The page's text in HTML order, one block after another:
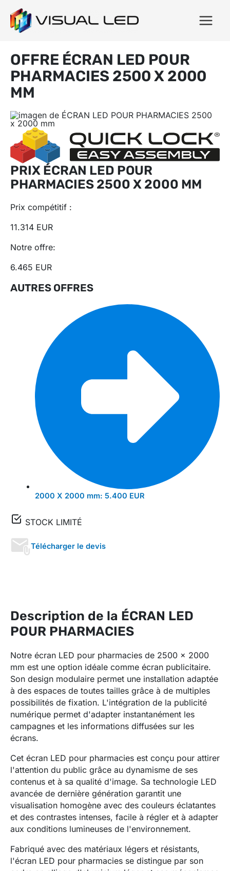
OFFRE ÉCRAN LED POUR
PHARMACIES 2500 X 2000
MM
PRIX ÉCRAN LED POUR
PHARMACIES 2500 X 2000 MM
Prix ​​compétitif :
11.314 EUR
Notre offre:
6.465 EUR
AUTRES OFFRES
2000 X 2000 mm: 5.400 EUR
STOCK LIMITÉ
Télécharger le devis
Description de la ÉCRAN LED
POUR PHARMACIES
Notre écran LED pour pharmacies de 2500 x 2000
mm est une option idéale comme écran publicitaire.
Son design modulaire permet une installation adaptée
à des espaces de toutes tailles grâce à de multiples
possibilités de fixation. L'intégration de la publicité
numérique permet d'adapter instantanément les
campagnes et les informations diffusées sur les
écrans.
Cet écran LED pour pharmacies est conçu pour attirer
l'attention du public grâce au dynamisme de ses
contenus et à sa qualité d'image. Sa technologie LED
avancée de dernière génération garantit une
visualisation homogène avec des couleurs éclatantes
et des contrastes intenses, facile à régler et à adapter
aux conditions lumineuses de l'environnement.
Fabriqué avec des matériaux légers et résistants,
l'écran LED pour pharmacies se distingue par son